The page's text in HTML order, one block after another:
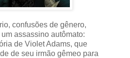
confusões de gênero,
assassino autômato:
de Violet Adams, que
de seu irmão gêmeo para